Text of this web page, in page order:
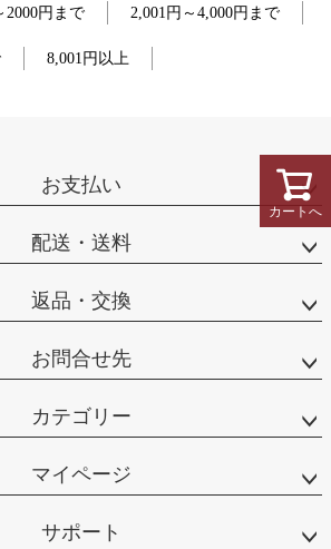
カートへ
2000円まで 2,001円～4,000円まで
8,001円以上
お支払い
配送・送料
返品・交換
お問合せ先
カテゴリー
マイページ
サポート